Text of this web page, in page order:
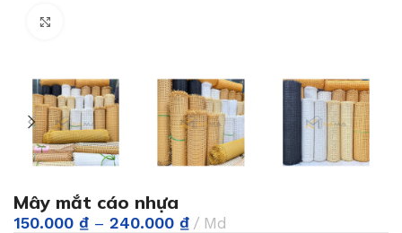
Mây mắt cáo nhựa
150.000 ₫ – 240.000 ₫ Md